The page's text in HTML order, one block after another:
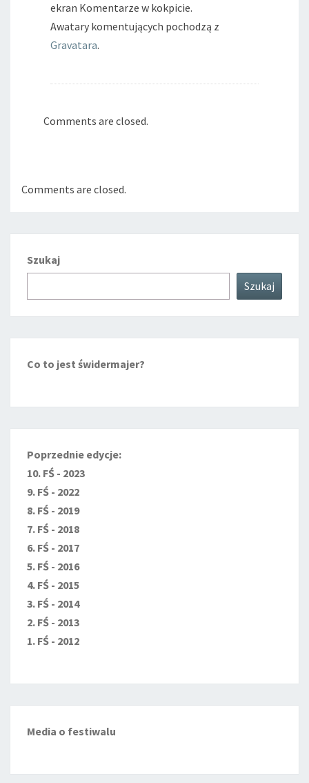
ekran Komentarze w kokpicie.
Awatary komentujących pochodzą z
Gravatara.
Comments are closed.
Comments are closed.
Szukaj
Szukaj
Co to jest świdermajer?
Poprzednie edycje:
10. FŚ - 2023
9. FŚ - 2022
8. FŚ - 2019
7. FŚ - 2018
6. FŚ - 2017
5. FŚ - 2016
4. FŚ - 2015
3. FŚ - 2014
2. FŚ - 2013
1. FŚ - 2012
Media o festiwalu